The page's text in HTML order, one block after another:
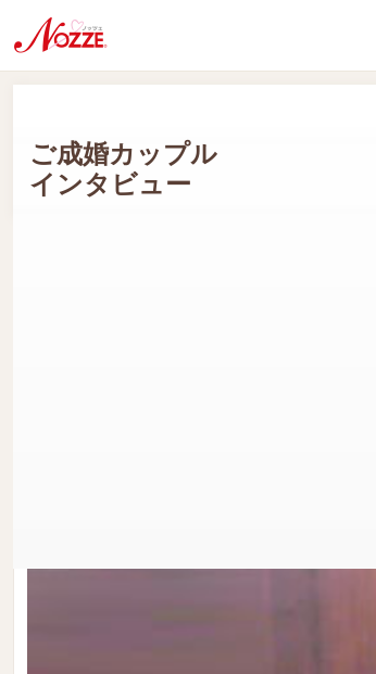
ご成婚カップル
インタビュー